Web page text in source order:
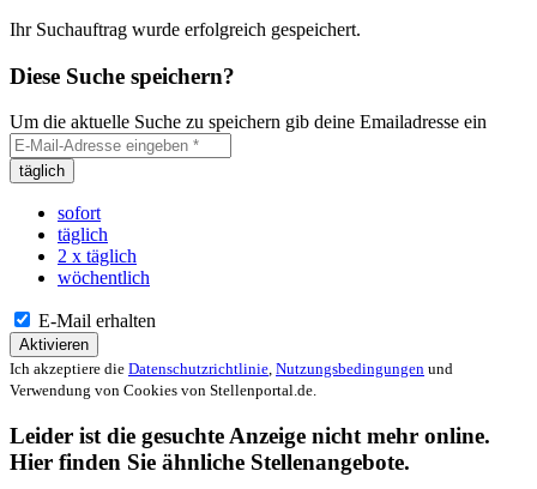
Ihr Suchauftrag wurde erfolgreich gespeichert.
Diese Suche speichern?
Um die aktuelle Suche zu speichern gib deine Emailadresse ein
täglich
sofort
täglich
2 x täglich
wöchentlich
E-Mail erhalten
Aktivieren
Ich akzeptiere die Datenschutzrichtlinie, Nutzungsbedingungen und
Verwendung von Cookies von Stellenportal.de.
Leider ist die gesuchte Anzeige nicht mehr online.
Hier finden Sie ähnliche Stellenangebote.